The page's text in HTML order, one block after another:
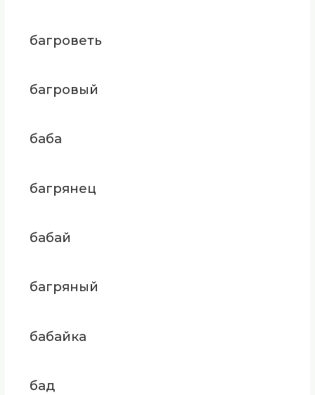
багроветь
багровый
баба
багрянец
бабай
багряный
бабайка
бад